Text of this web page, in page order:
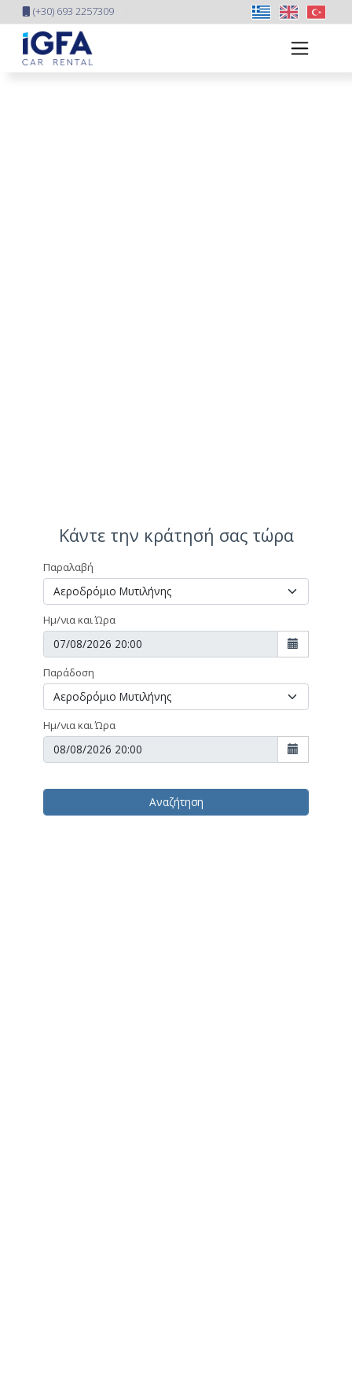
(+30) 693 2257309
Κάντε την κράτησή σας τώρα
Παραλαβή
Ημ/νια και Ώρα
Παράδοση
Ημ/νια και Ώρα
Αναζήτηση